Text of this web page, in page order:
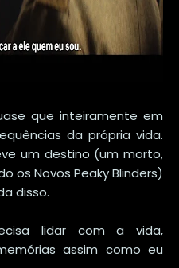
que inteiramente em
da própria vida.
um destino (um morto,
os Novos Peaky Blinders)
disso.
lidar com a vida,
assim como eu